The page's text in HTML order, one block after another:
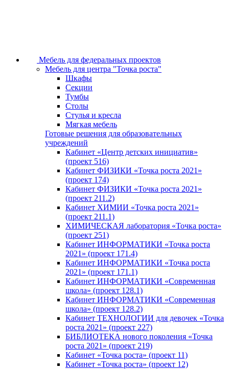
Мебель для федеральных проектов
Мебель для центра "Точка роста"
Шкафы
Секции
Тумбы
Столы
Стулья и кресла
Мягкая мебель
Готовые решения для образовательных
учреждений
Кабинет «Центр детских инициатив»
(проект 516)
Кабинет ФИЗИКИ «Точка роста 2021»
(проект 174)
Кабинет ФИЗИКИ «Точка роста 2021»
(проект 211.2)
Кабинет ХИМИИ «Точка роста 2021»
(проект 211.1)
ХИМИЧЕСКАЯ лаборатория «Точка роста»
(проект 251)
Кабинет ИНФОРМАТИКИ «Точка роста
2021» (проект 171.4)
Кабинет ИНФОРМАТИКИ «Точка роста
2021» (проект 171.1)
Кабинет ИНФОРМАТИКИ «Современная
школа» (проект 128.1)
Кабинет ИНФОРМАТИКИ «Современная
школа» (проект 128.2)
Кабинет ТЕХНОЛОГИИ для девочек «Точка
роста 2021» (проект 227)
БИБЛИОТЕКА нового поколения «Точка
роста 2021» (проект 219)
Кабинет «Точка роста» (проект 11)
Кабинет «Точка роста» (проект 12)